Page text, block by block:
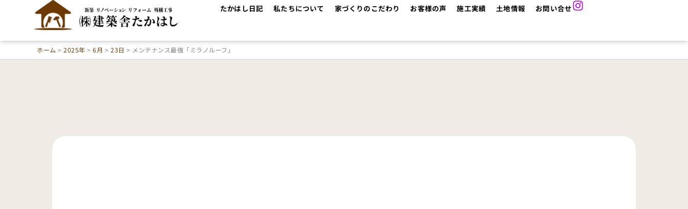
ス
たかはし日記 私たちについて 家づくりのこだわり お客様の声 施工実績 土地情報 お問い合せ
ホーム 2025年 6月 23日 メンテナンス最強「ミラノルーフ」